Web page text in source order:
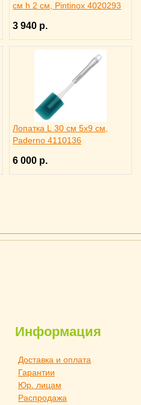
см h 2 см, Pintinox 4020293
3 940 р.
Лопатка L 30 см 5х9 см,
Paderno 4110136
6 000 р.
Информация
Доставка и оплата
Гарантии
Юр. лицам
Распродажа